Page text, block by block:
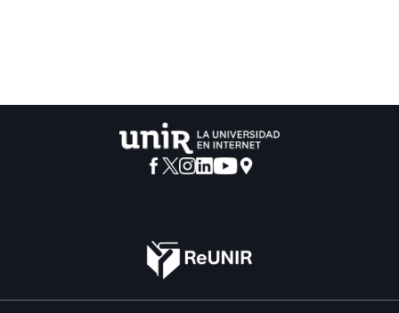
comparativa, se analizará y se
intentará comprobar si existe algún patrón de correlación
entre las variables estudiadas.